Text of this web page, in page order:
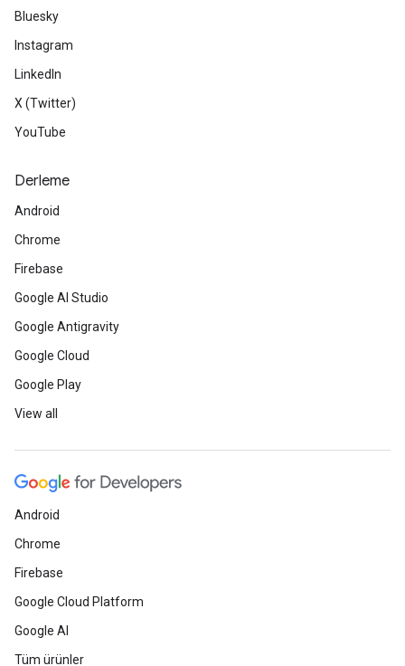
Bluesky
Instagram
LinkedIn
X (Twitter)
YouTube
Derleme
Android
Chrome
Firebase
Google AI Studio
Google Antigravity
Google Cloud
Google Play
View all
Android
Chrome
Firebase
Google Cloud Platform
Google AI
Tüm ürünler